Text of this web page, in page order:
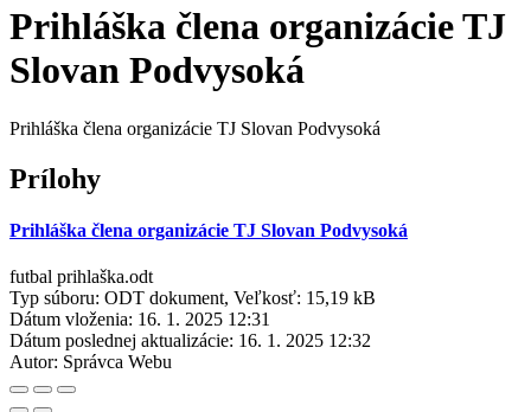
Prihláška člena organizácie TJ
Slovan Podvysoká
Prihláška člena organizácie TJ Slovan Podvysoká
Prílohy
Prihláška člena organizácie TJ Slovan Podvysoká
futbal prihlaška.odt
Typ súboru: ODT dokument, Veľkosť: 15,19 kB
Dátum vloženia: 16. 1. 2025 12:31
Dátum poslednej aktualizácie: 16. 1. 2025 12:32
Autor: Správca Webu